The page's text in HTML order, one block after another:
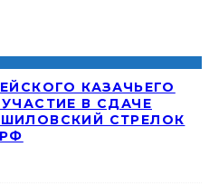
КАЗАЧЬЕГО
В СДАЧЕ
СТРЕЛОК